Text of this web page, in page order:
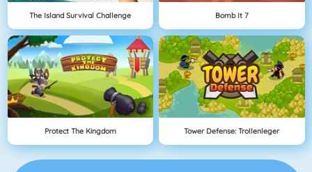
The Island Survival Challenge Bomb It 7
Protect The Kingdom Tower Defense: Trollenleger